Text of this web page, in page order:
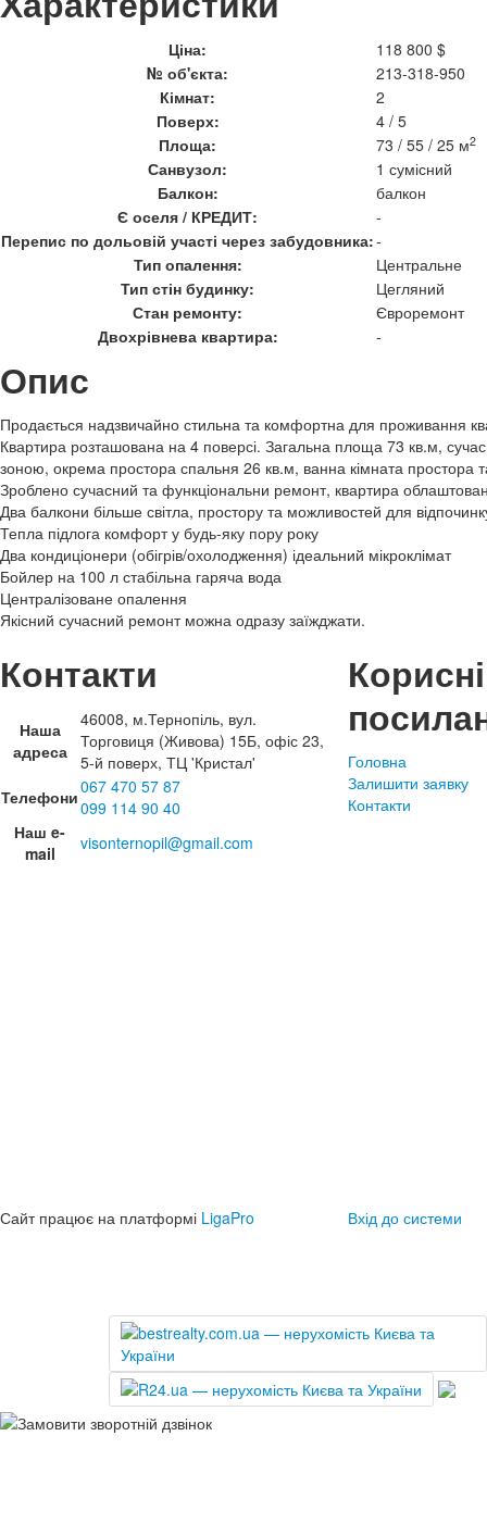
Ціна:
118 800 $
№ об'єкта:
213-318-950
Кімнат:
2
Поверх:
4 / 5
Площа:
73 / 55 / 25 м2
Санвузол:
1 сумісний
Балкон:
балкон
Є оселя / КРЕДИТ:
-
Перепис по дольовій участі через забудовника:-
Тип опалення:
Центральне
Тип стін будинку:
Цегляний
Стан ремонту:
Євроремонт
Двохрівнева квартира:
-
Опис
Продається надзвичайно стильна та комфортна для проживання
Квартира розташована на 4 поверсі. Загальна площа 73 кв.м,
зоною, окрема простора спальня 26 кв.м, ванна кімната простора
Зроблено сучасний та функціональни ремонт, квартира
Два балкони більше світла, простору та можливостей для
Тепла підлога комфорт у будь-яку пору року
Два кондиціонери (обігрів/охолодження) ідеальний мікроклімат
Бойлер на 100 л стабільна гаряча вода
Централізоване опалення
Якісний сучасний ремонт можна одразу заїжджати.
Контакти
Наша
адреса
46008, м.Тернопіль, вул.
Торговиця (Живова) 15Б, офіс 23,
5-й поверх, ТЦ 'Кристал'
Телефони067 470 57 87
099 114 90 40
Наш e-
mail
visonternopil@gmail.com
Корисні
Головна
Залишити заявку
Контакти
Сайт працює на платформі LigaPro Вхід до системи